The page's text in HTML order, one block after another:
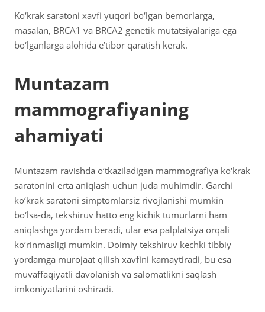
Ko‘krak saratoni xavfi yuqori bo‘lgan bemorlarga,
masalan, BRCA1 va BRCA2 genetik mutatsiyalariga ega
bo‘lganlarga alohida e’tibor qaratish kerak.
Muntazam
mammografiyaning
ahamiyati
Muntazam ravishda o‘tkaziladigan mammografiya ko‘krak
saratonini erta aniqlash uchun juda muhimdir. Garchi
ko‘krak saratoni simptomlarsiz rivojlanishi mumkin
bo‘lsa-da, tekshiruv hatto eng kichik tumurlarni ham
aniqlashga yordam beradi, ular esa palplatsiya orqali
ko‘rinmasligi mumkin. Doimiy tekshiruv kechki tibbiy
yordamga murojaat qilish xavfini kamaytiradi, bu esa
muvaffaqiyatli davolanish va salomatlikni saqlash
imkoniyatlarini oshiradi.